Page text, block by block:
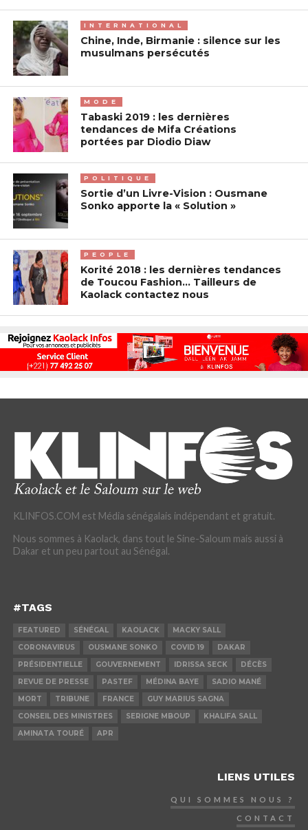
INTERNATIONAL
Chine, Inde, Birmanie : silence sur les
musulmans persécutés
MODE
Tabaski 2019 : les dernières
tendances de Mifa Créations
portées par Diodio Diaw
POLITIQUE
Sortie d’un Livre-Vision : Ousmane
Sonko apporte la « Solution »
PEOPLE
Korité 2018 : les dernières tendances
de Toucou Fashion… Tailleurs de
Kaolack contactez nous
KLINFOS.COM est Média sénégalais indépendant et gratuit.
Nous sommes à Kaolack, dans tout le Sine-Saloum mais aussi à
Dakar et un peu partout au Sénégal.
#TAGS
FEATURED SÉNÉGAL KAOLACK
MACKY SALL
CORONAVIRUS
OUSMANE SONKO COVID 19
DAKAR
PRÉSIDENTIELLE
GOUVERNEMENT IDRISSA SECK
DÉCÈS
REVUE DE PRESSE
PASTEF MÉDINA BAYE
SADIO MANÉ
MORT
TRIBUNE FRANCE
GUY MARIUS SAGNA
CONSEIL DES MINISTRES
SERIGNE MBOUP
KHALIFA SALL
AMINATA TOURÉ
APR
LIENS UTILES
QUI SOMMES NOUS ?
CONTACT